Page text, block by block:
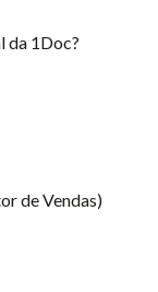
da 1Doc?
de Vendas)